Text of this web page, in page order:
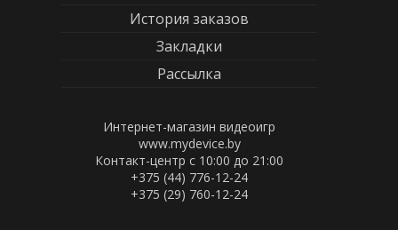
История заказов
Закладки
Рассылка
Интернет-магазин видеоигр
www.mydevice.by
Контакт-центр с 10:00 до 21:00
+375 (44) 776-12-24
+375 (29) 760-12-24